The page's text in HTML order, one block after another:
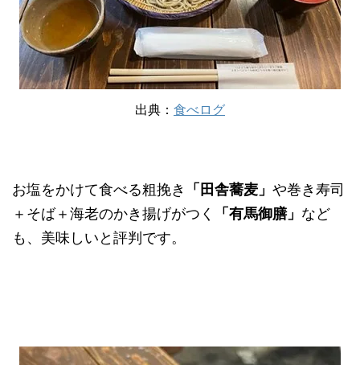
出典： 食べログ
お塩をかけて食べる粗挽き 「田舎蕎麦」 や巻き寿司
＋そば＋海老のかき揚げがつく
「有馬御膳」 など
も、美味しいと評判です。